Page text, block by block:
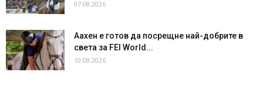
07.08.2026
Аахен е готов да посрещне най-добрите в
света за FEI World...
10.08.2026